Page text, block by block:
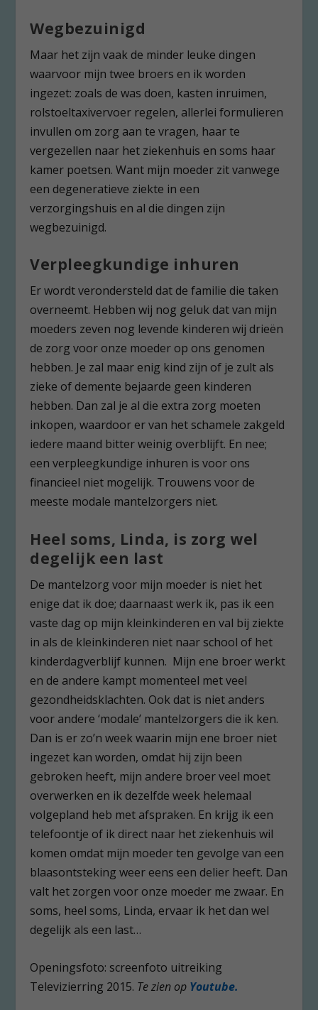
Wegbezuinigd
Maar het zijn vaak de minder leuke dingen
waarvoor mijn twee broers en ik worden
ingezet: zoals de was doen, kasten inruimen,
rolstoeltaxivervoer regelen, allerlei formulieren
invullen om zorg aan te vragen, haar te
vergezellen naar het ziekenhuis en soms haar
kamer poetsen. Want mijn moeder zit vanwege
een degeneratieve ziekte in een
verzorgingshuis en al die dingen zijn
wegbezuinigd.
Verpleegkundige inhuren
Er wordt verondersteld dat de familie die taken
overneemt. Hebben wij nog geluk dat van mijn
moeders zeven nog levende kinderen wij drieën
de zorg voor onze moeder op ons genomen
hebben. Je zal maar enig kind zijn of je zult als
zieke of demente bejaarde geen kinderen
hebben. Dan zal je al die extra zorg moeten
inkopen, waardoor er van het schamele zakgeld
iedere maand bitter weinig overblijft. En nee;
een verpleegkundige inhuren is voor ons
financieel niet mogelijk. Trouwens voor de
meeste modale mantelzorgers niet.
Heel soms, Linda, is zorg wel
degelijk een last
De mantelzorg voor mijn moeder is niet het
enige dat ik doe; daarnaast werk ik, pas ik een
vaste dag op mijn kleinkinderen en val bij ziekte
in als de kleinkinderen niet naar school of het
kinderdagverblijf kunnen. Mijn ene broer werkt
en de andere kampt momenteel met veel
gezondheidsklachten. Ook dat is niet anders
voor andere ‘modale’ mantelzorgers die ik ken.
Dan is er zo’n week waarin mijn ene broer niet
ingezet kan worden, omdat hij zijn been
gebroken heeft, mijn andere broer veel moet
overwerken en ik dezelfde week helemaal
volgepland heb met afspraken. En krijg ik een
telefoontje of ik direct naar het ziekenhuis wil
komen omdat mijn moeder ten gevolge van een
blaasontsteking weer eens een delier heeft. Dan
valt het zorgen voor onze moeder me zwaar. En
soms, heel soms, Linda, ervaar ik het dan wel
degelijk als een last…
Openingsfoto: screenfoto uitreiking
Televizierring 2015. Te zien op Youtube.